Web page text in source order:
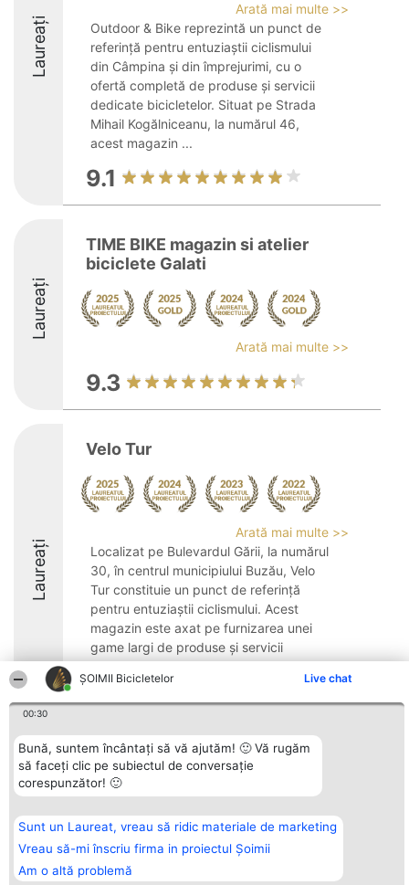
ȘOIMII Bicicletelor Live chat
00:30
Bună, suntem încântați să vă ajutăm! 🙂 Vă rugăm
să faceți clic pe subiectul de conversație
corespunzător! 🙂
Sunt un Laureat, vreau să ridic materiale de marketing
Vreau să-mi înscriu firma in proiectul Șoimii
Am o altă problemă
Laureați
Arată mai multe >>
Outdoor & Bike reprezintă un punct de
referință pentru entuziaștii ciclismului
din Câmpina și din împrejurimi, cu o
ofertă completă de produse și servicii
dedicate bicicletelor. Situat pe Strada
Mihail Kogălniceanu, la numărul 46,
acest magazin ...
9.1
Laureați
TIME BIKE magazin si atelier
biciclete Galati
Arată mai multe >>
9.3
Laureați
Velo Tur
Arată mai multe >>
Localizat pe Bulevardul Gării, la numărul
30, în centrul municipiului Buzău, Velo
Tur constituie un punct de referință
pentru entuziaștii ciclismului. Acest
magazin este axat pe furnizarea unei
game largi de produse și servicii
specifice domeniului ...
8.1
Organizator Ranking
BRIGHT SOLUTIONS BR SRL
Aleea Timisul De Sus 2 Bl. A30
București
CUI 36737675
tel: +40 770 990 492
Plebiscyt
Reguli
Statut
Politica de
confidențialitate